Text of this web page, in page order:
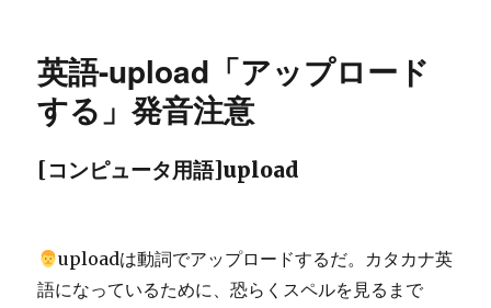
英語-upload「アップロード
する」発音注意
[コンピュータ用語]upload
uploadは動詞でアップロードするだ。カタカナ英
語になっているために、恐らくスペルを見るまで